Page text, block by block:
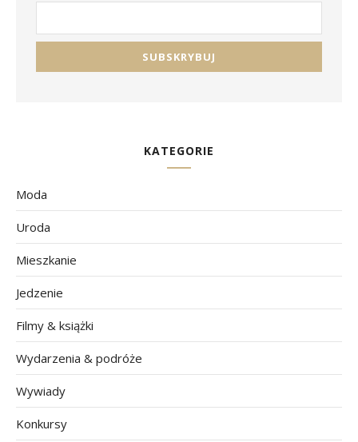
KATEGORIE
Moda
Uroda
Mieszkanie
Jedzenie
Filmy & książki
Wydarzenia & podróże
Wywiady
Konkursy